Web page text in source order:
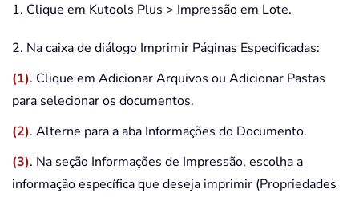
1. Clique em Kutools Plus > Impressão em Lote.
2. Na caixa de diálogo Imprimir Páginas Especificadas:
(1). Clique em Adicionar Arquivos ou Adicionar Pastas
para selecionar os documentos.
(2). Alterne para a aba Informações do Documento.
(3). Na seção Informações de Impressão, escolha a
informação específica que deseja imprimir (Propriedades